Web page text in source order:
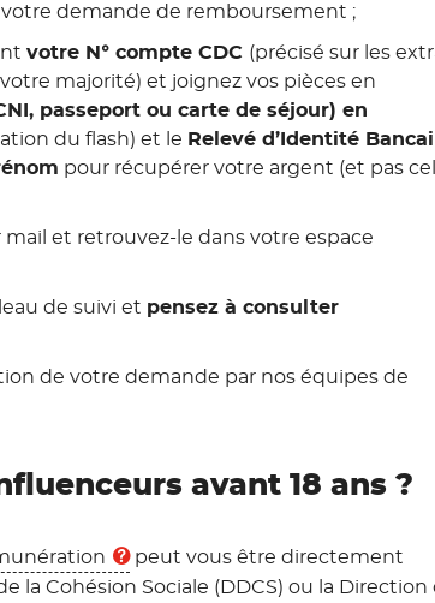
demande de remboursement ;
votre N° compte CDC (précisé sur les
majorité) et joignez vos pièces en
passeport ou carte de séjour) en
du flash) et le Relevé d’Identité
pour récupérer votre argent (et pas
et retrouvez-le dans votre espace
de suivi et pensez à consulter
de votre demande par nos équipes de
avant 18 ans ?
peut vous être directement
la Cohésion Sociale (DDCS) ou la Direction